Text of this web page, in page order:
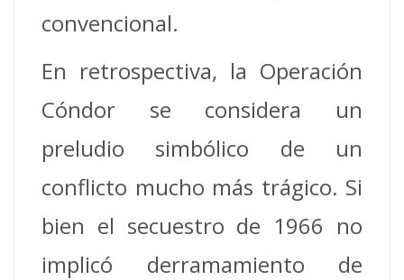
convencional.
En retrospectiva, la Operación
Cóndor se considera un
preludio simbólico de un
conflicto mucho más trágico. Si
bien el secuestro de 1966 no
implicó derramamiento de